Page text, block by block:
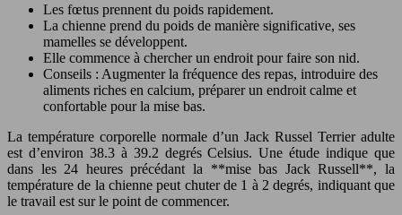
Les fœtus prennent du poids rapidement.
La chienne prend du poids de manière significative, ses
mamelles se développent.
Elle commence à chercher un endroit pour faire son nid.
Conseils : Augmenter la fréquence des repas, introduire des
aliments riches en calcium, préparer un endroit calme et
confortable pour la mise bas.
La température corporelle normale d’un Jack Russel Terrier adulte
est d’environ 38.3 à 39.2 degrés Celsius. Une étude indique que
dans les 24 heures précédant la **mise bas Jack Russell**, la
température de la chienne peut chuter de 1 à 2 degrés, indiquant que
le travail est sur le point de commencer.